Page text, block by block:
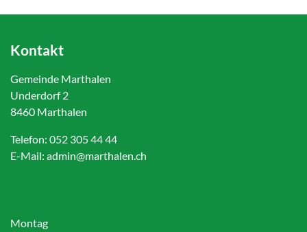
Kontakt
Gemeinde Marthalen
Underdorf 2
8460 Marthalen
Telefon: 052 305 44 44
E-Mail: admin@marthalen.ch
Montag